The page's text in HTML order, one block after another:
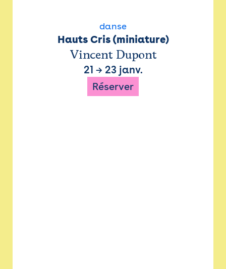
danse
Hauts Cris (miniature)
Vincent Dupont
21 → 23 janv.
Réserver